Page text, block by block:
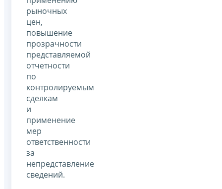
рыночных
цен,
повышение
прозрачности
представляемой
отчетности
по
контролируемым
сделкам
и
применение
мер
ответственности
за
непредставление
сведений.